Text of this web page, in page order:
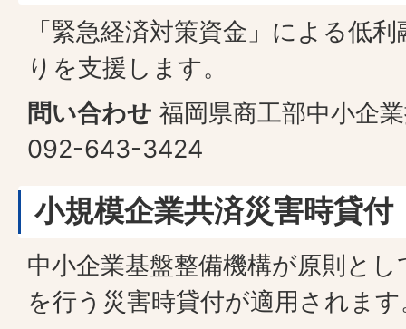
「緊急経済対策資金」による低
りを支援します。
問い合わせ 福岡県商工部中小企
092-643-3424
小規模企業共済災害時貸付
中小企業基盤整備機構が原則と
を行う災害時貸付が適用されま